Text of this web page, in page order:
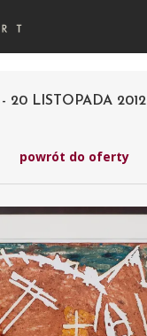
- 20 LISTOPADA 2012
powrót do oferty